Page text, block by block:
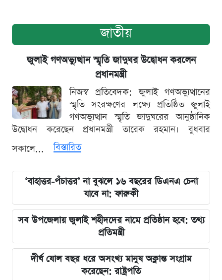
জাতীয়
জুলাই গণঅভ্যুত্থান স্মৃতি জাদুঘর উদ্বোধন করলেন
প্রধানমন্ত্রী
নিজস্ব প্রতিবেদক: জুলাই গণঅভ্যুত্থানের
স্মৃতি সংরক্ষণের লক্ষ্যে প্রতিষ্ঠিত জুলাই
গণঅভ্যুত্থান স্মৃতি জাদুঘরের আনুষ্ঠানিক
উদ্বোধন করেছেন প্রধানমন্ত্রী তারেক রহমান। বুধবার
সকালে...
বিস্তারিত
‘বাহাত্তর-পঁচাত্তর’ না বুঝলে ১৬ বছরের ডিএনএ চেনা
যাবে না: ফারুকী
সব উপজেলায় জুলাই শহীদদের নামে প্রতিষ্ঠান হবে: তথ্য
প্রতিমন্ত্রী
দীর্ঘ ষোল বছর ধরে অসংখ্য মানুষ অক্লান্ত সংগ্রাম
করেছেন: রাষ্ট্রপতি